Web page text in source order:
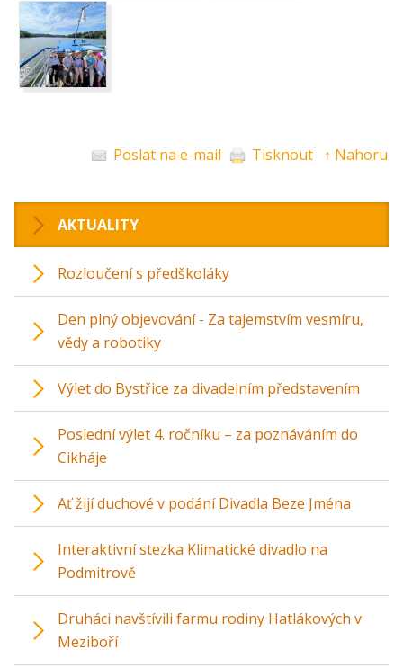
Poslat na e-mail Tisknout ↑ Nahoru
AKTUALITY
Rozloučení s předškoláky
Den plný objevování - Za tajemstvím vesmíru,
vědy a robotiky
Výlet do Bystřice za divadelním představením
Poslední výlet 4. ročníku – za poznáváním do
Cikháje
Ať žijí duchové v podání Divadla Beze Jména
Interaktivní stezka Klimatické divadlo na
Podmitrově
Druháci navštívili farmu rodiny Hatlákových v
Meziboří